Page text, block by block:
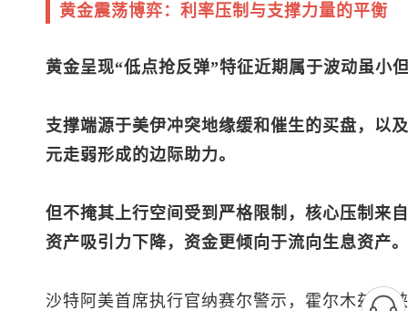
黄金震荡博弈：利率压制与支撑力量的平衡
黄金呈现“低点抢反弹”特征近期属于波动虽小
支撑端源于美伊冲突地缘缓和催生的买盘，以
元走弱形成的边际助力。
但不掩其上行空间受到严格限制，核心压制
资产吸引力下降，资金更倾向于流向生息资产。
沙特阿美首席执行官纳赛尔警示，霍尔木兹海